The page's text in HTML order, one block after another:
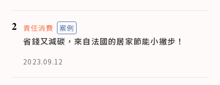
2 責任消費 案例
省錢又減碳，來自法國的居家節能小撇步！
2023.09.12